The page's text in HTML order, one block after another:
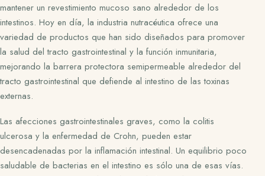
mantener un revestimiento mucoso sano alrededor de los
intestinos. Hoy en día, la industria nutracéutica ofrece una
variedad de productos que han sido diseñados para promover
la salud del tracto gastrointestinal y la función inmunitaria,
mejorando la barrera protectora semipermeable alrededor del
tracto gastrointestinal que defiende al intestino de las toxinas
externas.
Las afecciones gastrointestinales graves, como la colitis
ulcerosa y la enfermedad de Crohn, pueden estar
desencadenadas por la inflamación intestinal. Un equilibrio poco
saludable de bacterias en el intestino es sólo una de esas vías.